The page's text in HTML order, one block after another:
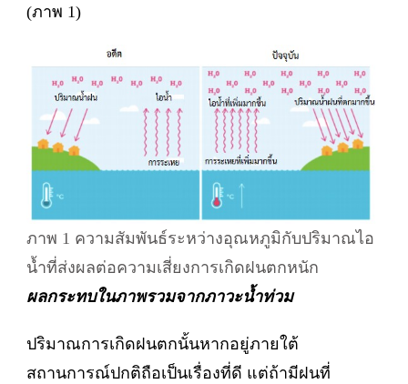
(ภาพ 1)
ภาพ 1 ความสัมพันธ์ระหว่างอุณหภูมิกับปริมาณไอ
น้ำที่ส่งผลต่อความเสี่ยงการเกิดฝนตกหนัก
ผลกระทบในภาพรวมจากภาวะน้ำท่วม
ปริมาณการเกิดฝนตกนั้นหากอยู่ภายใต้
สถานการณ์ปกติถือเป็นเรื่องที่ดี แต่ถ้ามีฝนที่